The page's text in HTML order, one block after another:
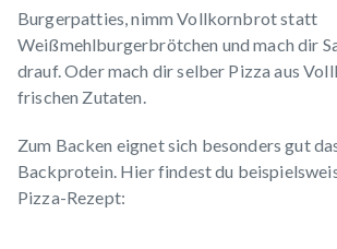
Burgerpatties, nimm Vollkornbrot statt
Weißmehlburgerbrötchen und mach dir
drauf. Oder mach dir selber Pizza aus
frischen Zutaten.
Zum Backen eignet sich besonders gut
Backprotein. Hierfindest du
Pizza-Rezept: